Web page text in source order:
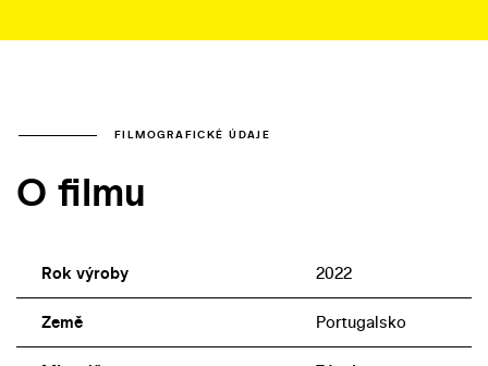
FILMOGRAFICKÉ ÚDAJE
O filmu
Rok výroby 2022
Země Portugalsko